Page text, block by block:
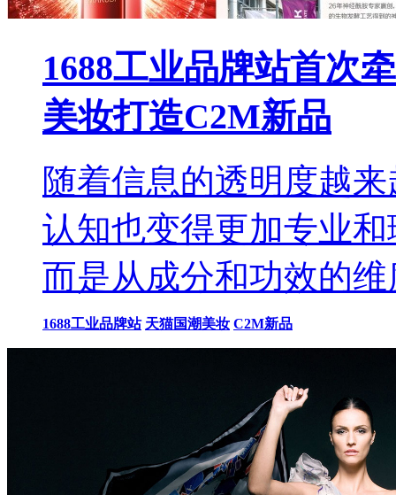
1688工业品牌站首次
美妆打造C2M新品
随着信息的透明度越
认知也变得更加专业
而是从成分和功效的维
1688工业品牌站 天猫国潮美妆 C2M新品